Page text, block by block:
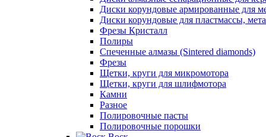
Диски корундовые армированные для
Диски корундовые для пластмассы,
Фрезы Кристалл
Полиры
Спеченные алмазы (Sintered diamonds)
Фрезы
Щетки, круги для микромотора
Щетки, круги для шлифмотора
Камни
Разное
Полировочные пасты
Полировочные порошки